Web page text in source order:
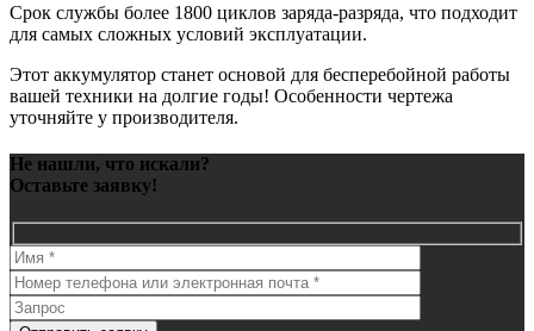
Срок службы более 1800 циклов заряда-разряда, что подходит
для самых сложных условий эксплуатации.
Этот аккумулятор станет основой для бесперебойной работы
вашей техники на долгие годы! Особенности чертежа
уточняйте у производителя.
Не нашли, что искали?
Оставьте заявку!